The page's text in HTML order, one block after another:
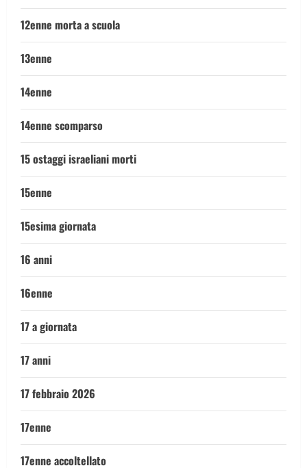
12enne morta a scuola
13enne
14enne
14enne scomparso
15 ostaggi israeliani morti
15enne
15esima giornata
16 anni
16enne
17 a giornata
17 anni
17 febbraio 2026
17enne
17enne accoltellato